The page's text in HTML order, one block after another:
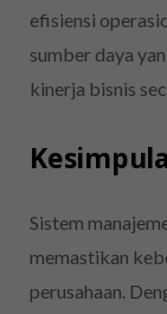
efisiensi
sumber daya
kinerja bisnis
Sistem
memastikan
perusahaan.